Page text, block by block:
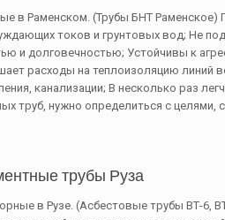
в Раменском. (Трубы БНТ
токов и грунтовых вод; Не
и долговечностью; Устойчивы к
расходы на теплоизоляцию
канализации; В несколько раз
труб, нужно определиться с
трубы Руза
в Рузе. (Асбестовые трубы ВТ-6,